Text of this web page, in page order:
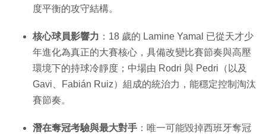
度平衡的攻守結構。
核心球員影響力 ：18 歲的 Lamine Yamal 已從天才少
年進化為真正的大賽核心，具備改變比賽節奏與高壓
環境下的持球冷靜度；中場由 Rodri 與 Pedri（以及
Gavi、Fabián Ruiz）組成的統治力，能穩定控制淘汰
賽節奏。
潛在奪冠考驗與最大對手 ：唯一可能毀掉西班牙奪冠